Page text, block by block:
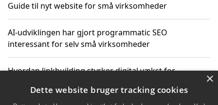
Guide til nyt website for små virksomheder
AI-udviklingen har gjort programmatic SEO
interessant for selv små virksomheder
Hvordan linkbuilding styrker digital vækst for
×
Dette website bruger tracking cookies